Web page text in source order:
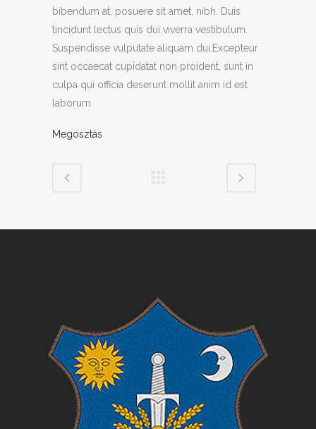
bibendum at, posuere sit amet, nibh. Duis
tincidunt lectus quis dui viverra vestibulum.
Suspendisse vulputate aliquam dui.Excepteur
sint occaecat cupidatat non proident, sunt in
culpa qui officia deserunt mollit anim id est
laborum
Megosztás